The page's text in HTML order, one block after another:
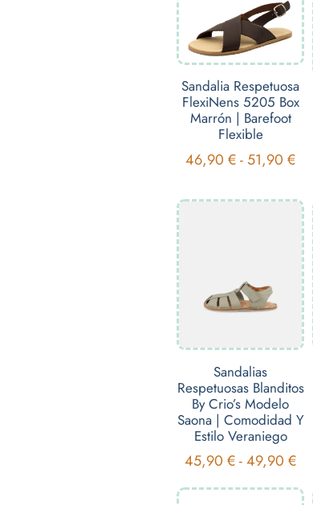
Sandalia Respetuosa
FlexiNens 5205 Box
Marrón | Barefoot
Flexible
46,90€ - 51,90€
Sandalias
Respetuosas Blanditos
By Crio’s Modelo
Saona | Comodidad Y
Estilo Veraniego
45,90€ - 49,90€